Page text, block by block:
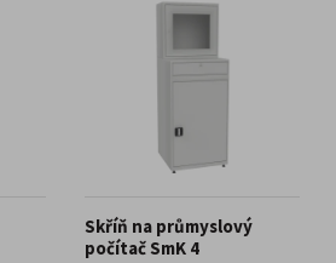
Skříň na průmyslový
počítač SmK 4